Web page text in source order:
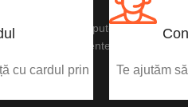
acumulator are puterea și
benzină echivalente.
cu cardul prin
Te ajutăm